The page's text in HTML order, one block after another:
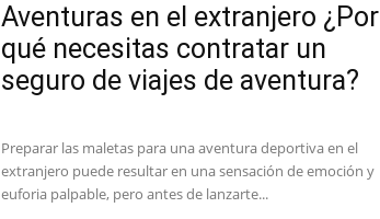
Aventuras en el extranjero ¿Por
qué necesitas contratar un
seguro de viajes de aventura?
Preparar las maletas para una aventura deportiva en el
extranjero puede resultar en una sensación de emoción y
euforia palpable, pero antes de lanzarte...